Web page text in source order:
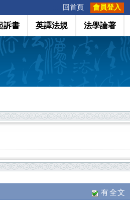
回首頁 會員登入
訴書 英譯法規 法學論著
有全文